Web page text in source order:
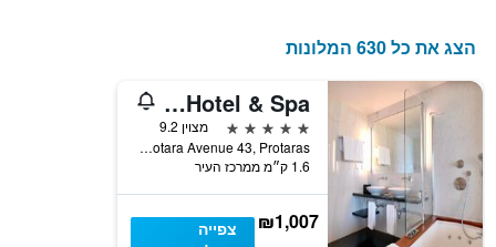
הצג את כל 630 המלונות
Sunrise Pearl Hotel & Spa
5 כוכבים
מצוין 9.2
Protara Avenue 43, Protaras, קפריסין
1.6 ק״מ ממרכז העיר
₪1,007
צפייה